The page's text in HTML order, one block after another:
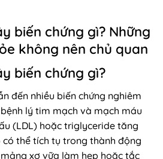
biến chứng gì? Những
không nên chủ quan
biến chứng gì?
đến nhiều biến chứng nghiêm
lý tim mạch và mạch máu
(LDL) hoặc triglyceride tăng
thể tích tụ trong thành động
xơ vữa làm hẹp hoặc tắc